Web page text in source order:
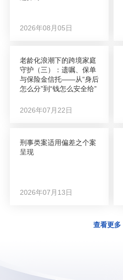
2026年08月05日
老龄化浪潮下的跨境家庭
守护（三）：遗嘱、保单
与保险金信托——从“身后
怎么分”到“钱怎么安全给”
2026年07月22日
刑事类案适用偏差之个案
呈现
2026年07月13日
查看更多